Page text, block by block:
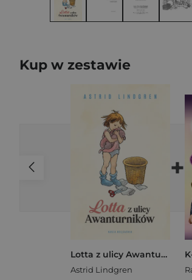
Kup w zestawie
Lotta z ulicy Awanturników
Astrid Lindgren
+